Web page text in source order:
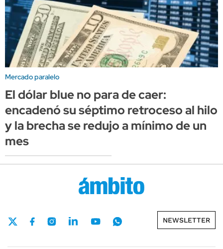
Mercado paralelo
El dólar blue no para de caer:
encadenó su séptimo retroceso al hilo
y la brecha se redujo a mínimo de un
mes
NEWSLETTER